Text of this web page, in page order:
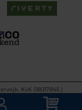
KvK 08017845 |
Disclaimer
Policy Terms of